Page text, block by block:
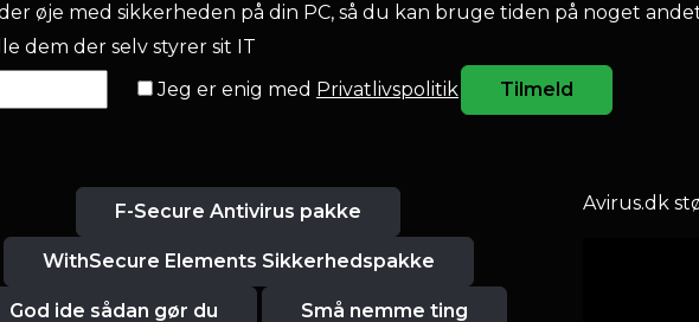
øje med sikkerheden på din PC, så du kan bruge tiden på noget
dem der selv styrer sit IT
Jeg er enig med Privatlivspolitik Tilmeld
F-Secure Antivirus pakke
WithSecure Elements Sikkerhedspakke
God ide sådan gør du Små nemme ting
Avirus.dk